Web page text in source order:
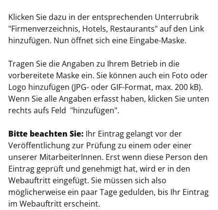
Klicken Sie dazu in der entsprechenden Unterrubrik
"Firmenverzeichnis, Hotels, Restaurants" auf den Link
hinzufügen. Nun öffnet sich eine Eingabe-Maske.
Tragen Sie die Angaben zu Ihrem Betrieb in die
vorbereitete Maske ein. Sie können auch ein Foto oder
Logo hinzufügen (JPG- oder GIF-Format, max. 200 kB).
Wenn Sie alle Angaben erfasst haben, klicken Sie unten
rechts aufs Feld "hinzufügen".
Bitte beachten Sie: Ihr Eintrag gelangt vor der
Veröffentlichung zur Prüfung zu einem oder einer
unserer MitarbeiterInnen. Erst wenn diese Person den
Eintrag geprüft und genehmigt hat, wird er in den
Webauftritt eingefügt. Sie müssen sich also
möglicherweise ein paar Tage gedulden, bis Ihr Eintrag
im Webauftritt erscheint.